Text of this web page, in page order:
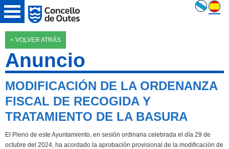
< VOLVER ATRÁS
Anuncio
MODIFICACIÓN DE LA ORDENANZA
FISCAL DE RECOGIDA Y
TRATAMIENTO DE LA BASURA
El Pleno de este Ayuntamiento, en sesión ordinaria celebrada el día 29 de
octubre del 2024, ha acordado la aprobación provisional de la modificación de